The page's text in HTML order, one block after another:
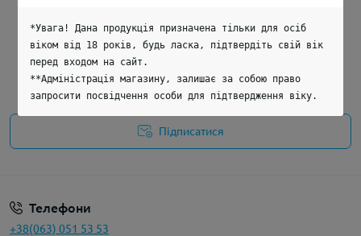
Дізнавайтеся першим про акції та знижки
Підпишіться на нашу e-mail розсилку
Підписатися
Телефони
+38(063) 051 53 53
*Увага! Дана продукція призначена тільки для осіб
віком від 18 років, будь ласка, підтвердіть свій вік
перед входом на сайт.
**Адміністрація магазину, залишає за собою право
запросити посвідчення особи для підтвердження віку.